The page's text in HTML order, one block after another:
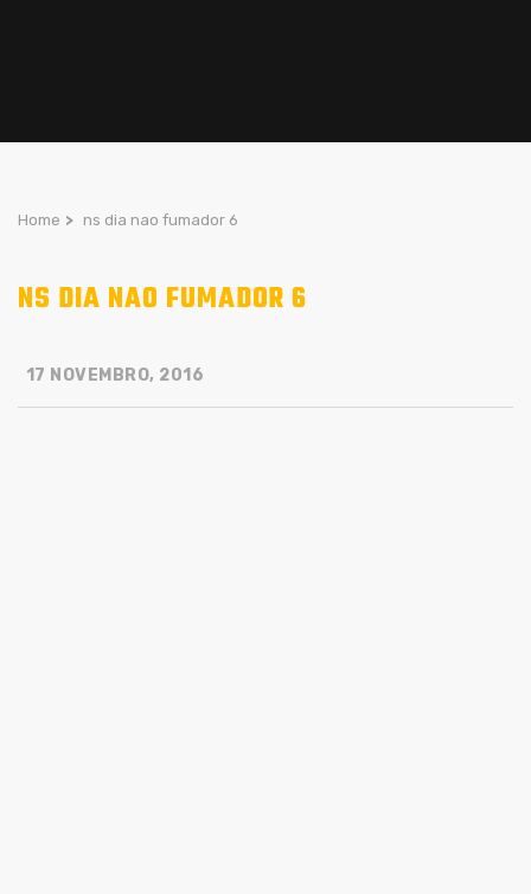
Home > ns dia nao fumador 6
NS DIA NAO FUMADOR 6
17 NOVEMBRO, 2016